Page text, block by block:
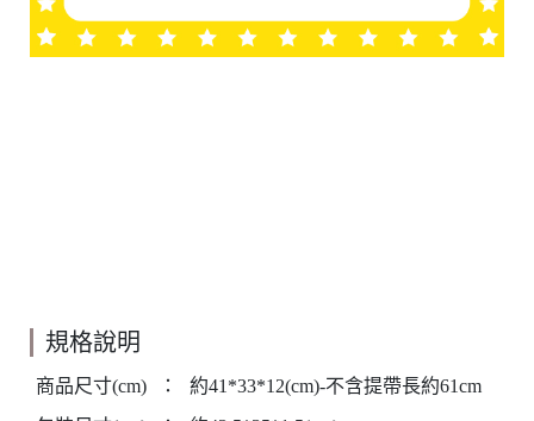
規格說明
商品尺寸(cm) ：
約41*33*12(cm)-不含提帶長約61cm